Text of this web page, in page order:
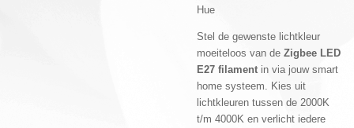
Hue
Stel de gewenste lichtkleur
moeiteloos van de Zigbee LED
E27 filament in via jouw smart
home systeem. Kies uit
lichtkleuren tussen de 2000K
t/m 4000K en verlicht iedere